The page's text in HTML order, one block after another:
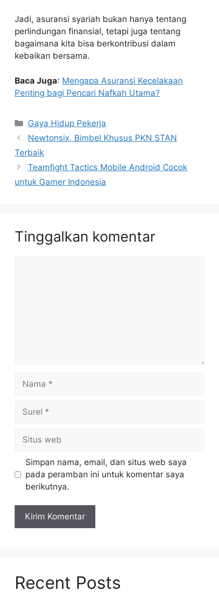
Jadi, asuransi syariah bukan hanya tentang
perlindungan finansial, tetapi juga tentang
bagaimana kita bisa berkontribusi dalam
kebaikan bersama.
Baca Juga: Mengapa Asuransi Kecelakaan
Penting bagi Pencari Nafkah Utama?
Kategori
Gaya Hidup Pekerja
Newtonsix, Bimbel Khusus PKN STAN
Terbaik
Teamfight Tactics Mobile Android Cocok
untuk Gamer Indonesia
Tinggalkan komentar
web
Simpan nama, email, dan situs web saya
pada peramban ini untuk komentar saya
berikutnya.
Recent Posts